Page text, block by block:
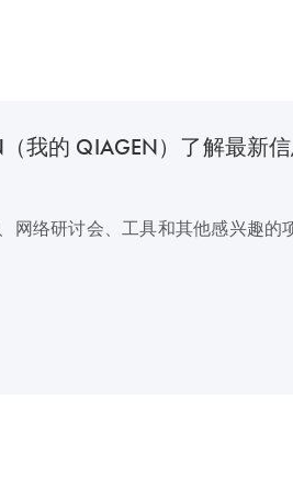
我的 QIAGEN）了解最新
网络研讨会、工具和其他感兴趣的